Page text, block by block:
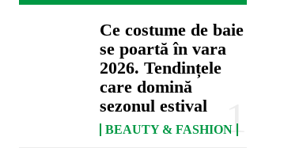
Ce costume de baie
se poartă în vara
2026. Tendințele
care domină
sezonul estival
BEAUTY & FASHION